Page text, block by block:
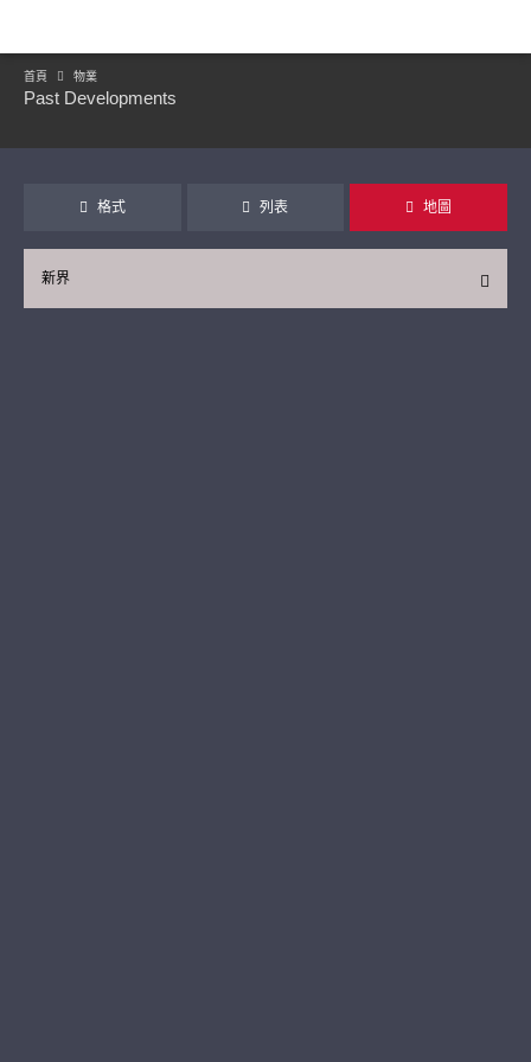
首頁 物業
Past Developments
格式 列表 地圖
新界